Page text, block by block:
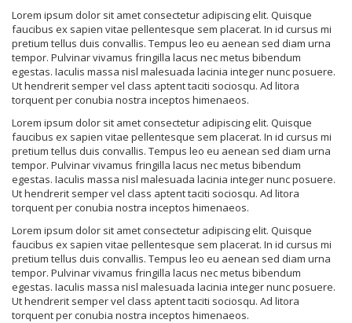
Lorem ipsum dolor sit amet consectetur adipiscing elit. Quisque
faucibus ex sapien vitae pellentesque sem placerat. In id cursus mi
pretium tellus duis convallis. Tempus leo eu aenean sed diam urna
tempor. Pulvinar vivamus fringilla lacus nec metus bibendum
egestas. Iaculis massa nisl malesuada lacinia integer nunc posuere.
Ut hendrerit semper vel class aptent taciti sociosqu. Ad litora
torquent per conubia nostra inceptos himenaeos.
Lorem ipsum dolor sit amet consectetur adipiscing elit. Quisque
faucibus ex sapien vitae pellentesque sem placerat. In id cursus mi
pretium tellus duis convallis. Tempus leo eu aenean sed diam urna
tempor. Pulvinar vivamus fringilla lacus nec metus bibendum
egestas. Iaculis massa nisl malesuada lacinia integer nunc posuere.
Ut hendrerit semper vel class aptent taciti sociosqu. Ad litora
torquent per conubia nostra inceptos himenaeos.
Lorem ipsum dolor sit amet consectetur adipiscing elit. Quisque
faucibus ex sapien vitae pellentesque sem placerat. In id cursus mi
pretium tellus duis convallis. Tempus leo eu aenean sed diam urna
tempor. Pulvinar vivamus fringilla lacus nec metus bibendum
egestas. Iaculis massa nisl malesuada lacinia integer nunc posuere.
Ut hendrerit semper vel class aptent taciti sociosqu. Ad litora
torquent per conubia nostra inceptos himenaeos.